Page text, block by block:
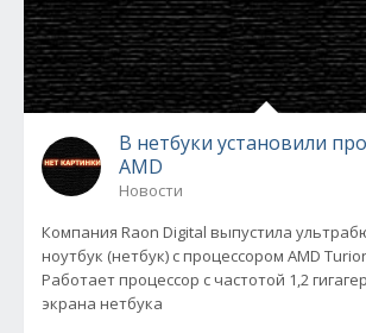
В нетбуки установили
AMD
Новости
Компания Raon Digital выпустила
ноутбук (нетбук) с процессором AMD
Работает процессор с частотой 1,2
экрана нетбука